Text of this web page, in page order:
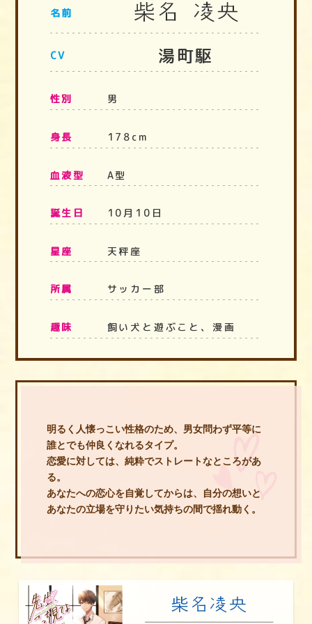
名前
CV 湯町駆
性別 男
身長 178cm
血液型 A型
誕生日 10月10日
星座 天秤座
所属 サッカー部
趣味 飼い犬と遊ぶこと、漫画
明るく人懐っこい性格のため、男女問わず平等に
誰とでも仲良くなれるタイプ。
恋愛に対しては、純粋でストレートなところがあ
る。
あなたへの恋心を自覚してからは、自分の想いと
あなたの立場を守りたい気持ちの間で揺れ動く。